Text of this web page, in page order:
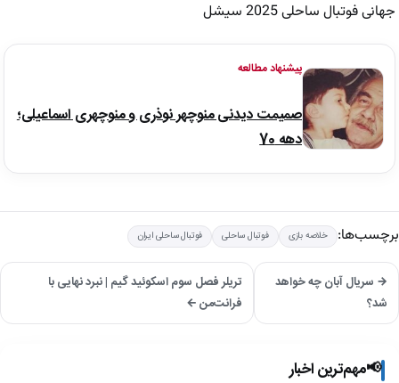
seconds
جهانی فوتبال ساحلی 2025 سیشل
پیشنهاد مطالعه
صمیمت دیدنی منوچهر نوذری و منوچهری اسماعیلی؛
دهه 70
برچسب‌ها: خلاصه بازی فوتبال ساحلی فوتبال ساحلی ایران
→ سریال آبان چه خواهد
شد؟
تریلر فصل سوم اسکوئید گیم | نبرد نهایی با
فرانت‌من ←
📢مهم‌ترین اخبار